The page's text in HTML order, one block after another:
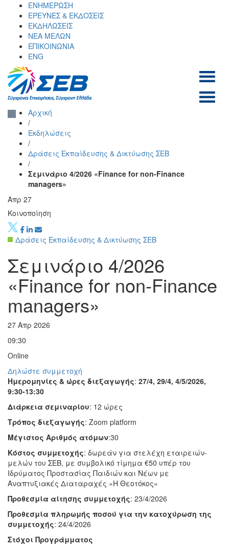
content
ΕΝΗΜΕΡΩΣΗ
ΕΡΕΥΝΕΣ & ΕΚΔΟΣΕΙΣ
ΕΚΔΗΛΩΣΕΙΣ
ΝΕΑ ΜΕΛΩΝ
ΕΠΙΚΟΙΝΩΝΙΑ
ENG
επιχειρήσεων και
βιομηχανιών
Αρχική
/
Εκδηλώσεις
/
Δράσεις Εκπαίδευσης & Δικτύωσης ΣΕΒ
/
Σεμινάριο 4/2026 «Finance for non-Finance
managers»
Απρ 27
Κοινοποίηση
Δράσεις Εκπαίδευσης & Δικτύωσης ΣΕΒ
Σεμινάριο 4/2026
«Finance for non-Finance
managers»
27 Απρ 2026
09:30
Online
Δηλώστε συμμετοχή
Ημερομηνίες & ώρες διεξαγωγής: 27/4, 29/4, 4/5/2026,
9:30-13:30
Διάρκεια σεμιναρίου: 12 ώρες
Τρόπος διεξαγωγής: Zoom platform
Μέγιστος Αριθμός ατόμων:30
Κόστος συμμετοχής: δωρεάν για στελέχη εταιρειών-
μελών του ΣΕΒ, με συμβολικό τίμημα €50 υπέρ του
Ιδρύματος Προστασίας Παιδιών και Νέων με
Αναπτυξιακές Διαταραχές «Η Θεοτόκος»
Προθεσμία αίτησης συμμετοχής: 23/4/2026
Προθεσμία πληρωμής ποσού για την κατοχύρωση της
συμμετοχής: 24/4/2026
Στόχοι Προγράμματος